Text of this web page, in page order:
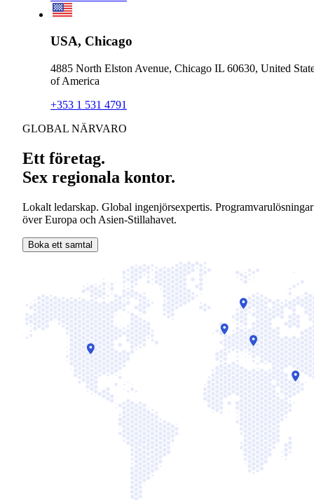
USA, Chicago
4885 North Elston Avenue, Chicago IL 60630, United
of America
+353 1 531 4791
GLOBAL NÄRVARO
Ett företag.
Sex regionala kontor.
Lokalt ledarskap. Global ingenjörsexpertis. Programvarulösningar
över Europa och Asien-Stillahavet.
Boka ett samtal